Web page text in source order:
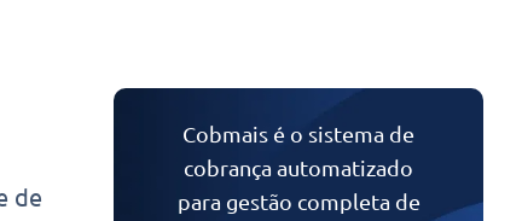
de
Cobmais é o sistema de
cobrança automatizado
para gestão completa de